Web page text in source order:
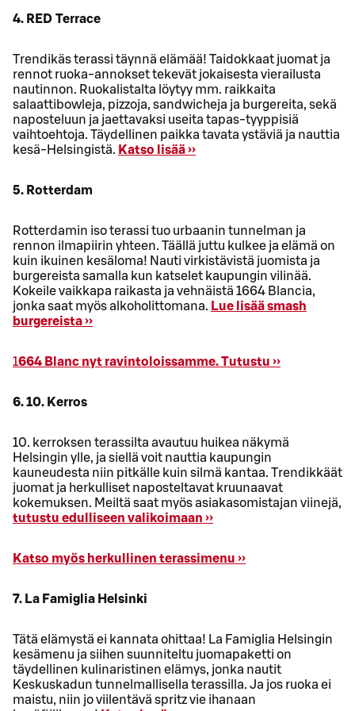
4. RED Terrace
Trendikäs terassi täynnä elämää! Taidokkaat juomat ja
rennot ruoka-annokset tekevät jokaisesta vierailusta
nautinnon. Ruokalistalta löytyy mm. raikkaita
salaattibowleja, pizzoja, sandwicheja ja burgereita, sekä
naposteluun ja jaettavaksi useita tapas-tyyppisiä
vaihtoehtoja. Täydellinen paikka tavata ystäviä ja nauttia
kesä-Helsingistä. Katso lisää ››
5. Rotterdam
Rotterdamin iso terassi tuo urbaanin tunnelman ja
rennon ilmapiirin yhteen. Täällä juttu kulkee ja elämä on
kuin ikuinen kesäloma! Nauti virkistävistä juomista ja
burgereista samalla kun katselet kaupungin vilinää.
Kokeile vaikkapa raikasta ja vehnäistä 1664 Blancia,
jonka saat myös alkoholittomana. Lue lisää smash
burgereista ››
1664 Blanc nyt ravintoloissamme. Tutustu ››
6. 10. Kerros
10. kerroksen terassilta avautuu huikea näkymä
Helsingin ylle, ja siellä voit nauttia kaupungin
kauneudesta niin pitkälle kuin silmä kantaa. Trendikkäät
juomat ja herkulliset naposteltavat kruunaavat
kokemuksen. Meiltä saat myös asiakasomistajan viinejä,
tutustu edulliseen valikoimaan ››
Katso myös herkullinen terassimenu ››
7. La Famiglia Helsinki
Tätä elämystä ei kannata ohittaa! La Famiglia Helsingin
kesämenu ja siihen suunniteltu juomapaketti on
täydellinen kulinaristinen elämys, jonka nautit
Keskuskadun tunnelmallisella terassilla. Ja jos ruoka ei
maistu, niin jo viilentävä spritz vie ihanaan